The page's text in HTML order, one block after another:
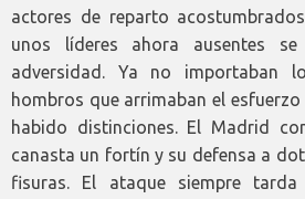
actores de reparto
unos líderes ahora ausentes
adversidad. Ya no importaban
hombros que arrimaban el
habido distinciones. El Madrid
canasta un fortín y su defensa a
fisuras. El ataque siempre